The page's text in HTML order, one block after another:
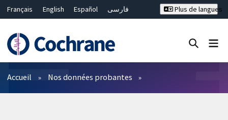
Français English Español
فارسی
Bahasa Malaysia
ไทย
繁體中文
简体中文
Plus de langues
Filtres
Accueil Nos données probantes